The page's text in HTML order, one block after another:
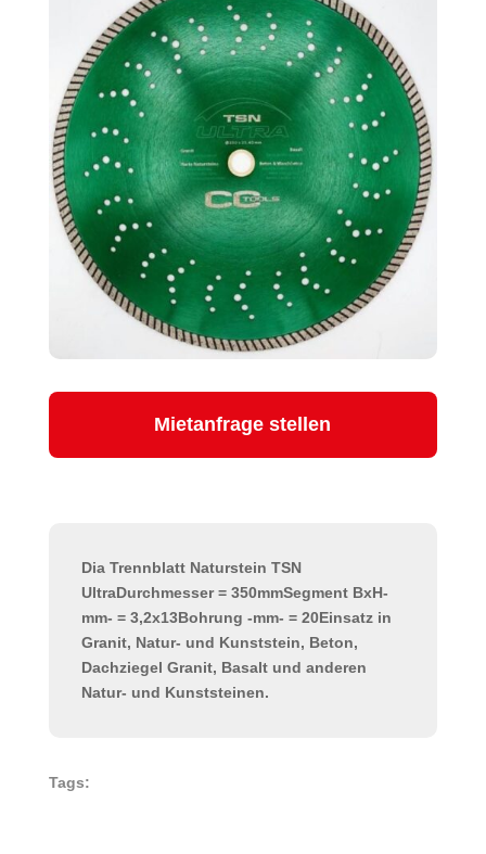
Mietanfrage stellen
Dia Trennblatt Naturstein TSN
UltraDurchmesser = 350mmSegment BxH-
mm- = 3,2x13Bohrung -mm- = 20Einsatz in
Granit, Natur- und Kunststein, Beton,
Dachziegel Granit, Basalt und anderen
Natur- und Kunststeinen.
Tags: